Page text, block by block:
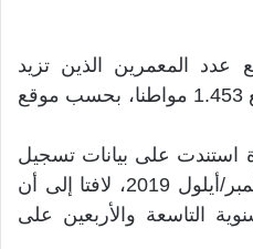
عدد المعمرين الذين تزيد
أعمارهم عن 100 عامًا بواقع 1.453 مواطنا، بحسب موقع
استندت على بيانات تسجيل
المقيمين اعتبارًا من 15 سبتمبر/أيلول 2019، لافتا إلى أن
التاسعة والأربعين على